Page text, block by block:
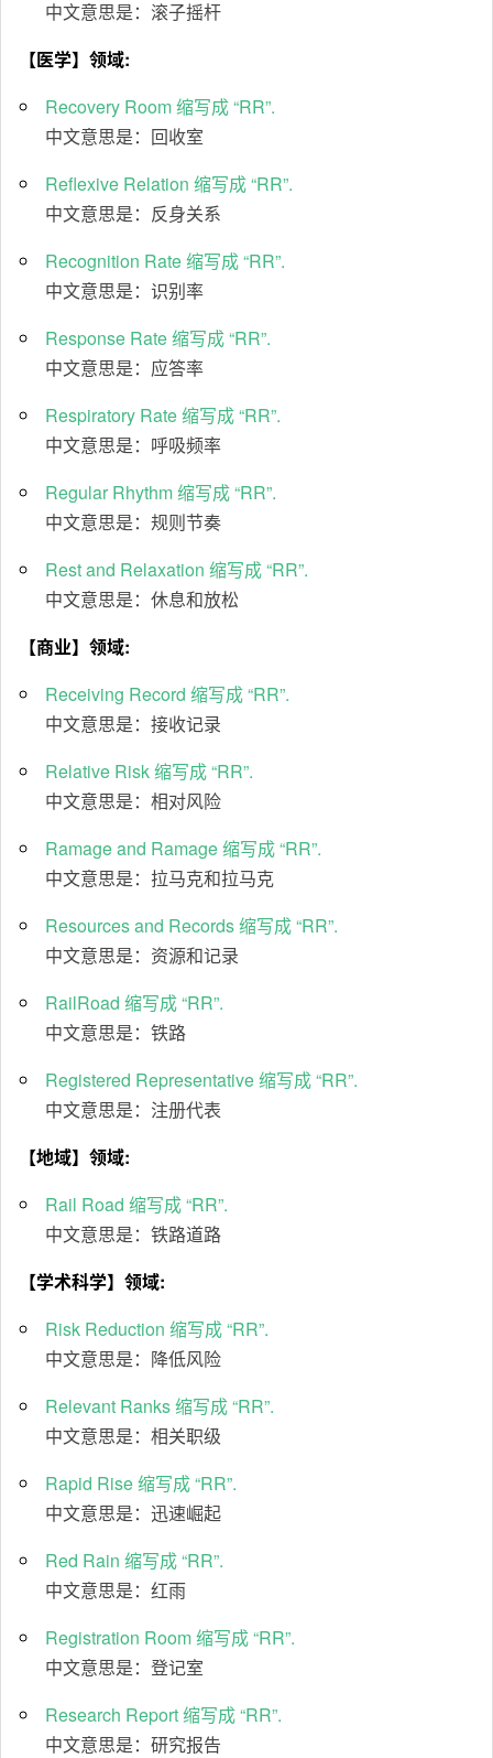
中文意思是：滚子摇杆
【医学】领域:
Recovery Room 缩写成 “RR”.
中文意思是：回收室
Reflexive Relation 缩写成 “RR”.
中文意思是：反身关系
Recognition Rate 缩写成 “RR”.
中文意思是：识别率
Response Rate 缩写成 “RR”.
中文意思是：应答率
Respiratory Rate 缩写成 “RR”.
中文意思是：呼吸频率
Regular Rhythm 缩写成 “RR”.
中文意思是：规则节奏
Rest and Relaxation 缩写成 “RR”.
中文意思是：休息和放松
【商业】领域:
Receiving Record 缩写成 “RR”.
中文意思是：接收记录
Relative Risk 缩写成 “RR”.
中文意思是：相对风险
Ramage and Ramage 缩写成 “RR”.
中文意思是：拉马克和拉马克
Resources and Records 缩写成 “RR”.
中文意思是：资源和记录
RailRoad 缩写成 “RR”.
中文意思是：铁路
Registered Representative 缩写成 “RR”.
中文意思是：注册代表
【地域】领域:
Rail Road 缩写成 “RR”.
中文意思是：铁路道路
【学术科学】领域:
Risk Reduction 缩写成 “RR”.
中文意思是：降低风险
Relevant Ranks 缩写成 “RR”.
中文意思是：相关职级
Rapid Rise 缩写成 “RR”.
中文意思是：迅速崛起
Red Rain 缩写成 “RR”.
中文意思是：红雨
Registration Room 缩写成 “RR”.
中文意思是：登记室
Research Report 缩写成 “RR”.
中文意思是：研究报告